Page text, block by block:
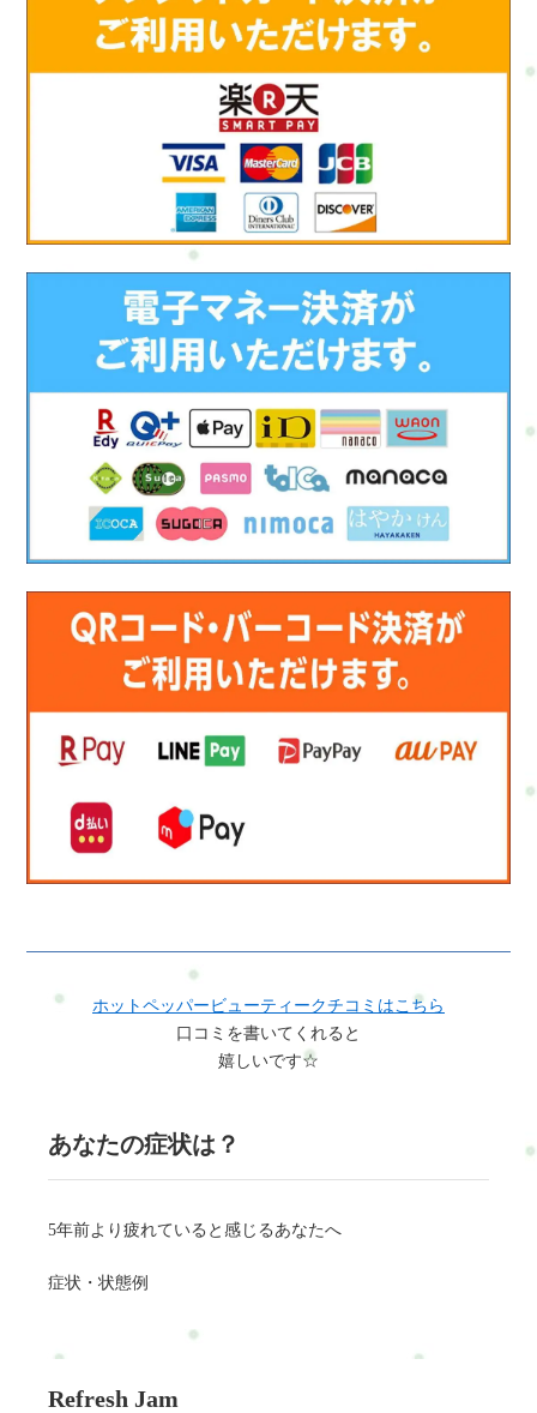
ホットペッパービューティークチコミはこちら
口コミを書いてくれると
嬉しいです☆
あなたの症状は？
5年前より疲れていると感じるあなたへ
症状・状態例
Refresh Jam